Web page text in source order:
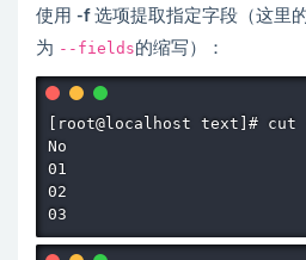
使用 -f选项提取指定字段（这里
为 --fields的缩写）：
[root@localhost text]#
No
01
02